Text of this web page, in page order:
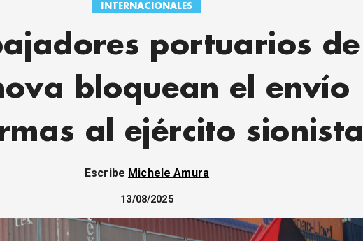
INTERNACIONALES
portuarios de
bloquean el envío
al ejército sionista
Escribe Michele Amura
13/08/2025